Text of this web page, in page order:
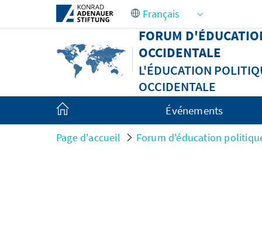
Saut au contenu principal
FORUM
OCCIDENTALE
L'ÉDUCATION
OCCIDENTALE
Événements
Page d'accueil Forum d'éducation